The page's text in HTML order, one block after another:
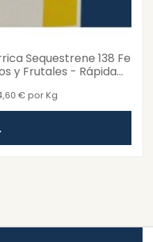
Sequestrene 138 Fe
y Frutales - Rápida...
€ por Kg